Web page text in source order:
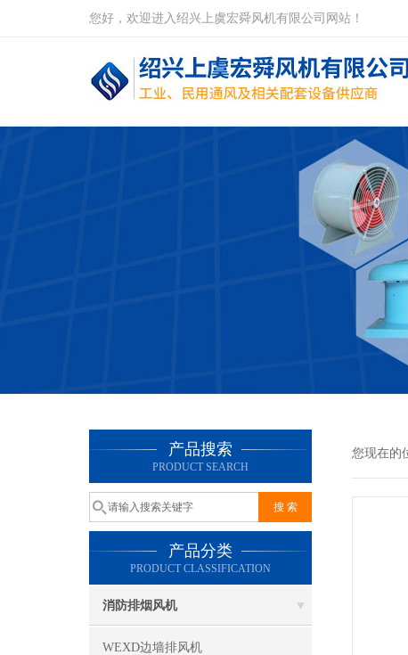
您好，欢迎进入绍兴上虞宏舜风机有限公司网站！
产品搜索
PRODUCT SEARCH
产品分类
PRODUCT CLASSIFICATION
消防排烟风机
WEXD边墙排风机
您现在的